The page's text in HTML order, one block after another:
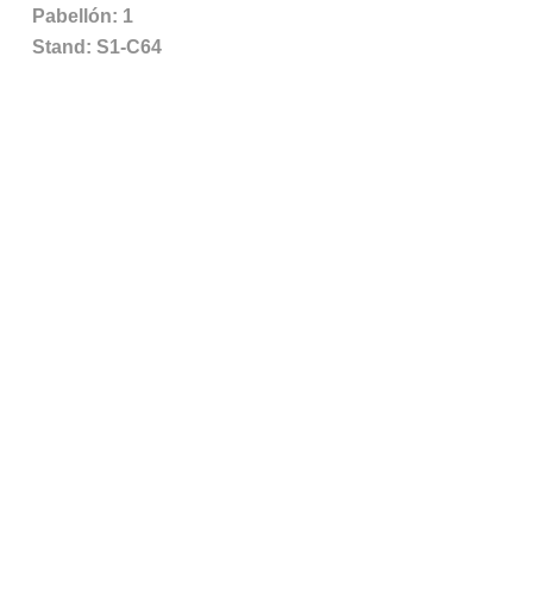
Pabellón: 1
Stand: S1-C64